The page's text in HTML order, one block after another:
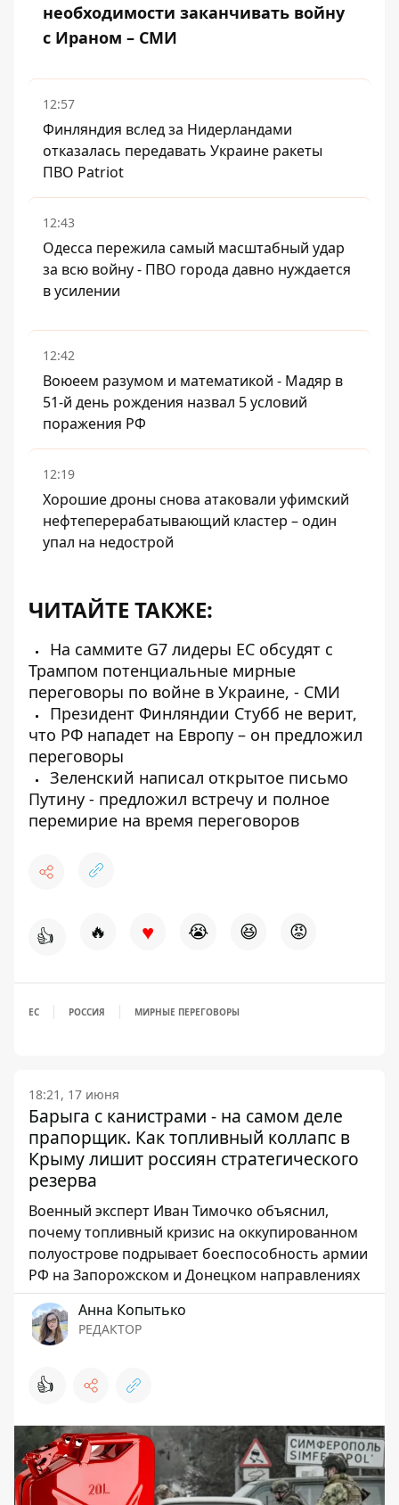
необходимости заканчивать войну
с Ираном – СМИ
12:57
Финляндия вслед за Нидерландами
отказалась передавать Украине ракеты
ПВО Patriot
12:43
Одесса пережила самый масштабный удар
за всю войну - ПВО города давно нуждается
в усилении
12:42
Воюеем разумом и математикой - Мадяр в
51-й день рождения назвал 5 условий
поражения РФ
12:19
Хорошие дроны снова атаковали уфимский
нефтеперерабатывающий кластер – один
упал на недострой
ЧИТАЙТЕ ТАКЖЕ:
На саммите G7 лидеры ЕС обсудят с
Трампом потенциальные мирные
переговоры по войне в Украине, - СМИ
Президент Финляндии Стубб не верит,
что РФ нападет на Европу – он предложил
переговоры
Зеленский написал открытое письмо
Путину - предложил встречу и полное
перемирие на время переговоров
👍 🔥 ♥ 😭 😆 😡
ЕС РОССИЯ МИРНЫЕ ПЕРЕГОВОРЫ
18:21, 17 июня
Барыга с канистрами - на самом деле
прапорщик. Как топливный коллапс в
Крыму лишит россиян стратегического
резерва
Военный эксперт Иван Тимочко объяснил,
почему топливный кризис на оккупированном
полуострове подрывает боеспособность армии
РФ на Запорожском и Донецком направлениях
Анна Копытько
РЕДАКТОР
👍